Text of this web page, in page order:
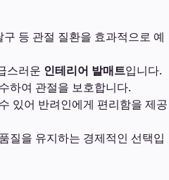
등 관절 질환을 효과적으로 예
스러운 인테리어 발매트입니다.
하여 관절을 보호합니다.
있어 반려인에게 편리함을 제공
질을 유지하는 경제적인 선택입